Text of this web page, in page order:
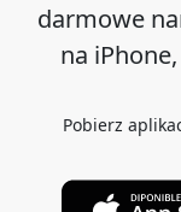
darmowe
na
Pobierz